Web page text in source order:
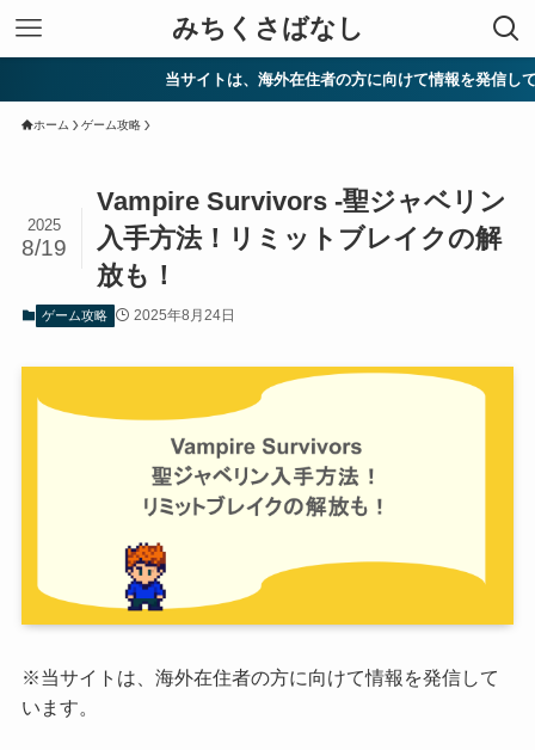
みちくさばなし
当サイトは、海外在住者の方に向けて情報を発信しています。
ホーム ゲーム攻略
Vampire Survivors -聖ジャベリン
入手方法！リミットブレイクの解
放も！
2025
8/19
ゲーム攻略 2025年8月24日
※当サイトは、海外在住者の方に向けて情報を発信して
います。